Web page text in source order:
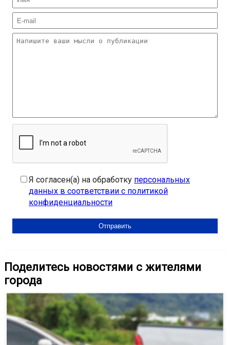
Я согласен(а) на обработку персональных
данных в соответствии с политикой
конфиденциальности
Поделитесь новостями с жителями
города